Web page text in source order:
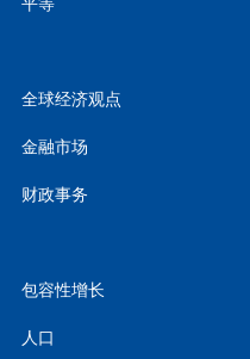
全球经济观点
金融市场
财政事务
包容性增长
人口